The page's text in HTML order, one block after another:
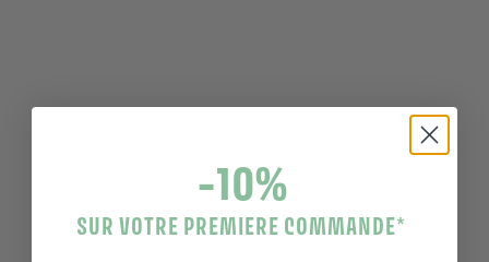
-10%
SUR VOTRE PREMIERE COMMANDE*